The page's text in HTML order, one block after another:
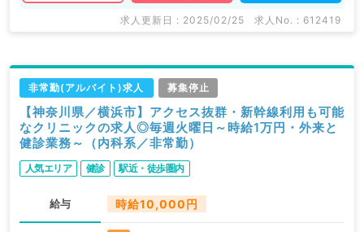
求人更新日 : 2025/02/25 求人No. : 612419
非常勤(アルバイト)求人 募集停止
【神奈川県／横浜市】アクセス抜群・新幹線利用も可能
なクリニックの求人◎毎週火曜日～時給1万円・外来と
健診業務～（内科系／非常勤）
人気エリア 健診 駅近・徒歩圏内
給与 時給10,000円